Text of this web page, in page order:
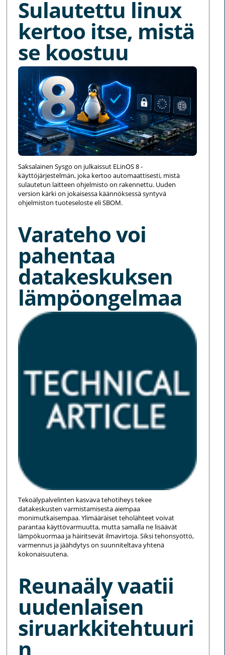
Sulautettu linux
kertoo itse, mistä
se koostuu
Saksalainen Sysgo on julkaissut ELinOS 8 -
käyttöjärjestelmän, joka kertoo automaattisesti, mistä
sulautetun laitteen ohjelmisto on rakennettu. Uuden
version kärki on jokaisessa käännöksessä syntyvä
ohjelmiston tuoteseloste eli SBOM.
Varateho voi
pahentaa
datakeskuksen
lämpöongelmaa
Tekoälypalvelinten kasvava tehotiheys tekee
datakeskusten varmistamisesta aiempaa
monimutkaisempaa. Ylimääräiset teholähteet voivat
parantaa käyttövarmuutta, mutta samalla ne lisäävät
lämpökuormaa ja häiritsevät ilmavirtoja. Siksi tehonsyöttö,
varmennus ja jäähdytys on suunniteltava yhtenä
kokonaisuutena.
Reunaäly vaatii
uudenlaisen
siruarkkitehtuuri
n